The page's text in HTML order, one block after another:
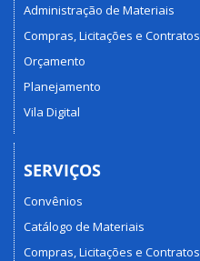
Administração de Materiais
Compras, Licitações e Contratos
Orçamento
Planejamento
Vila Digital
SERVIÇOS
Convênios
Catálogo de Materiais
Compras, Licitações e Contratos